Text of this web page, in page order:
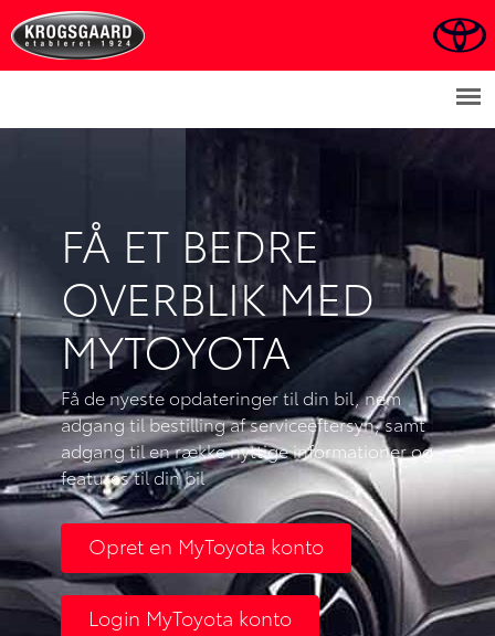
FÅ ET BEDRE
OVERBLIK MED
MYTOYOTA
Få de nyeste opdateringer til din bil, nem
adgang til bestilling af serviceeftersyn, samt
adgang til en række nyttige informationer og
features til din bil
Opret en MyToyota konto
Login MyToyota konto